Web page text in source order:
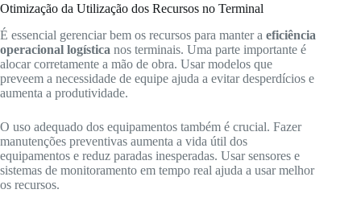
Otimização da Utilização dos Recursos no Terminal
É essencial gerenciar bem os recursos para manter a eficiência
operacional logística nos terminais. Uma parte importante é
alocar corretamente a mão de obra. Usar modelos que
preveem a necessidade de equipe ajuda a evitar desperdícios e
aumenta a produtividade.
O uso adequado dos equipamentos também é crucial. Fazer
manutenções preventivas aumenta a vida útil dos
equipamentos e reduz paradas inesperadas. Usar sensores e
sistemas de monitoramento em tempo real ajuda a usar melhor
os recursos.